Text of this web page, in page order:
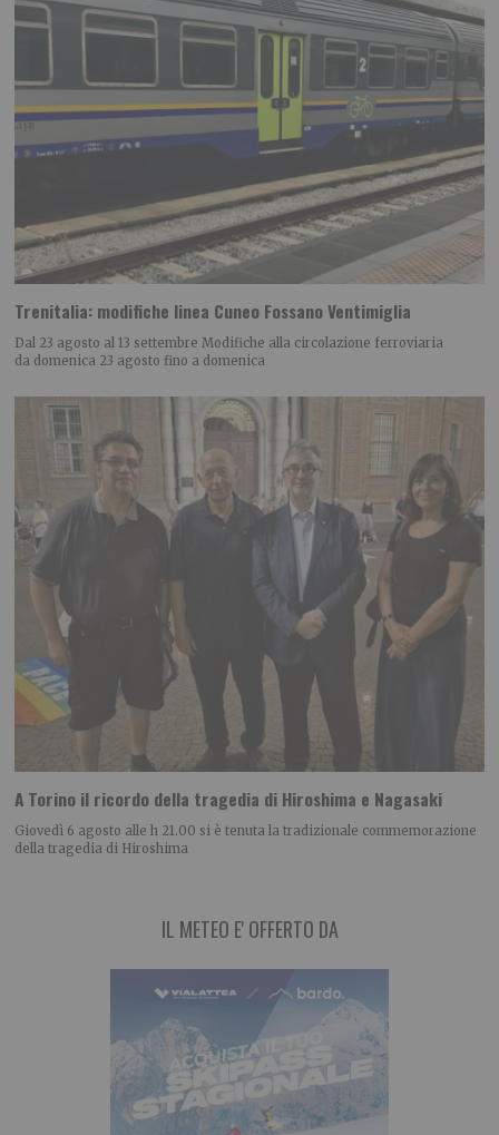
Trenitalia: modifiche linea Cuneo Fossano Ventimiglia
Dal 23 agosto al 13 settembre Modifiche alla circolazione ferroviaria
da domenica 23 agosto fino a domenica
A Torino il ricordo della tragedia di Hiroshima e Nagasaki
Giovedì 6 agosto alle h 21.00 si è tenuta la tradizionale commemorazione
della tragedia di Hiroshima
IL METEO E' OFFERTO DA